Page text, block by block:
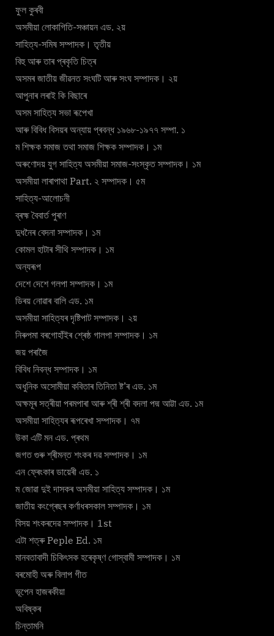
ফুল কুৰবী
অসমীয়া লোকাগিতি-সঞ্চায়ন এড. ২য়
সাহিত্য-সমিষ সম্পাদক। তৃতীয়
বিহু আৰু তাৰ প্ৰকৃতি চিত্ৰ
অসমৰ জাতীয় জীৱনত সংঘটি আৰু সংঘ সম্পাদক। ২য়
আপুনাৰ লৰাই কি বিছাৰে
অসম সাহিত্য সভা ৰূপেখা
আৰু বিবিধ বিসয়ৰ অন্যায় প্ৰবন্ধ ১৯৬৮-১৯৭৭ সম্পা. ১
ম শিক্ষক সমাজ তথা সমাজ শিক্ষক সম্পাদক। ১ম
অৰুণোদয় যুগ সাহিত্য অসমীয়া সমাজ-সংস্কৃত সম্পাদক। ১ম
অসমীয়া লাৰাপাথা Part. ২ সম্পাদক। ৫ম
সাহিত্য-আলোচনী
ব্ৰহ্ম বৈবাৰ্ত পুৰাণ
দুধনৈৰ বেদনা সম্পাদক। ১ম
কোমল হাটাৰ সীথি সম্পাদক। ১ম
অন্যৰূপ
দেশে দেশে গলপা সম্পাদক। ১ম
ডিৰয় নোৱাৰ বালি এড. ১ম
অসমীয়া সাহিত্যৰ দৃষ্টিপাট সম্পাদক। ২য়
নিৰুপমা বৰগোহাঁইৰ শ্ৰেষ্ঠ গালপা সম্পাদক। ১ম
জয় পৰাজৈ
বিবিধ নিবন্ধ সম্পাদক। ১ম
অধুনিক অসোমীয়া কবিতাৰ তিনিতা ষ্ট’ৰ এড. ১ম
অক্ষমূৰ সত্ৰীয়া পৰমপাৰা আৰু শ্ৰী শ্ৰী বদলা পদ্ম আট্টা এড. ১ম
অসমীয়া সাহিত্যৰ ৰূপৰেখা সম্পাদক। ৭ম
উকা এটি মন এড. প্ৰথম
জগত গুৰু শ্ৰীমন্ত শংকৰ দৱ সম্পাদক। ১ম
এন ফ্ৰেংকাৰ ডায়েৰী এড. ১
ম জোৱা দুই দাসকৰ অসমীয়া সাহিত্য সম্পাদক। ১ম
জাতীয় কংগ্ৰেছৰ কৰ্ণাধৰসকাল সম্পাদক। ১ম
বিসয় শংকৰদেৱ সম্পাদক। 1st
এটা শত্ৰু Peple Ed. ১ম
মানবতাবাদী চিকিৎসক হৰেকৃষ্ণ গোস্বামী সম্পাদক। ১ম
বৰমোহী অৰু বিলাপ গীত
ভূপেন হাজৰকীয়া
অবিষ্কৰ
চিন্তামনি